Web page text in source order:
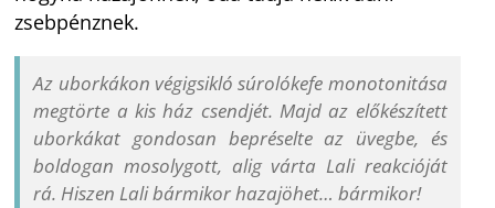
zsebpénznek.
Az uborkákon végigsikló súrolókefe monotonitása
megtörte a kis ház csendjét. Majd az előkészített
uborkákat gondosan bepréselte az üvegbe, és
boldogan mosolygott, alig várta Lali reakcióját
rá. Hiszen Lali bármikor hazajöhet… bármikor!